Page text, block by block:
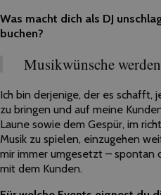
Was macht dich als DJ
buchen?
Musikwünsche
Ich bin derjenige, der es schafft,
zu bringen und auf meine
Laune sowie dem Gespür, im
Musik zu spielen, einzugehen
mir immer umgesetzt – spontan
mit dem Kunden.